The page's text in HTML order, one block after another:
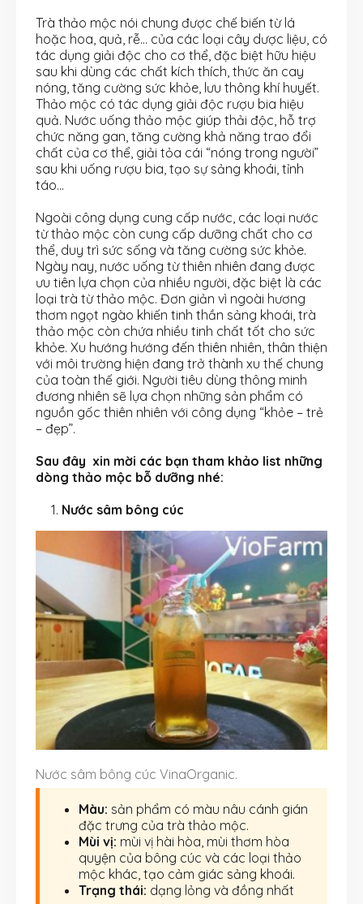
Trà thảo mộc nói chung được chế biến từ lá
hoặc hoa, quả, rễ… của các loại cây dược liệu, có
tác dụng giải độc cho cơ thể, đặc biệt hữu hiệu
sau khi dùng các chất kích thích, thức ăn cay
nóng, tăng cường sức khỏe, lưu thông khí huyết.
Thảo mộc có tác dụng giải độc rượu bia hiệu
quả. Nước uống thảo mộc giúp thải độc, hỗ trợ
chức năng gan, tăng cường khả năng trao đổi
chất của cơ thể, giải tỏa cái “nóng trong người”
sau khi uống rượu bia, tạo sự sảng khoái, tỉnh
táo…
Ngoài công dụng cung cấp nước, các loại nước
từ thảo mộc còn cung cấp dưỡng chất cho cơ
thể, duy trì sức sống và tăng cường sức khỏe.
Ngày nay, nước uống từ thiên nhiên đang được
ưu tiên lựa chọn của nhiều người, đặc biệt là các
loại trà từ thảo mộc. Đơn giản vì ngoài hương
thơm ngọt ngào khiến tinh thần sảng khoái, trà
thảo mộc còn chứa nhiều tinh chất tốt cho sức
khỏe. Xu hướng hướng đến thiên nhiên, thân thiện
với môi trường hiện đang trở thành xu thế chung
của toàn thế giới. Người tiêu dùng thông minh
đương nhiên sẽ lựa chọn những sản phẩm có
nguồn gốc thiên nhiên với công dụng “khỏe – trẻ
– đẹp”.
Sau đây xin mời các bạn tham khảo list những
dòng thảo mộc bỗ dưỡng nhé:
Nước sâm bông cúc
Nước sâm bông cúc VinaOrganic.
Màu: sản phẩm có màu nâu cánh gián
đặc trưng của trà thảo mộc.
Mùi vị: mùi vị hài hòa, mùi thơm hòa
quyện của bông cúc và các loại thảo
mộc khác, tạo cảm giác sảng khoái.
Trạng thái: dạng lỏng và đồng nhất